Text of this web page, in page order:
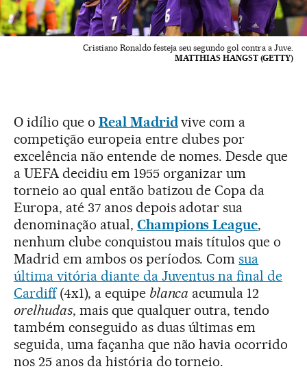
Cristiano Ronaldo festeja seu segundo gol contra a Juve.
MATTHIAS HANGST (GETTY)
O idílio que o Real Madridvive com a
competição europeia entre clubes por
excelência não entende de nomes. Desde que
a UEFA decidiu em 1955 organizar um
torneio ao qual então batizou de Copa da
Europa, até 37 anos depois adotar sua
denominação atual, Champions League,
nenhum clube conquistou mais títulos que o
Madrid em ambos os períodos. Comsua
última vitória diante da Juventus na final de
Cardiff(4x1), a equipe blanca acumula 12
orelhudas, mais que qualquer outra, tendo
também conseguido as duas últimas em
seguida, uma façanha que não havia ocorrido
nos 25 anos da história do torneio.